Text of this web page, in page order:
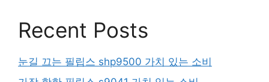
Recent Posts
눈길 끄는 필립스 shp9500 가치 있는 소비